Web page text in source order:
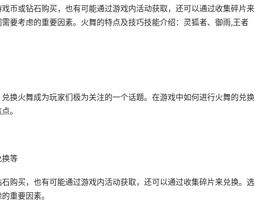
币或钻石购买，也有可能通过游戏内活动获取，还可以通过收集碎片来
要考虑的重要因素。火舞的特点及技巧技能介绍：灵狐者、御雨,王者
换火舞成为玩家们极为关注的一个话题。在游戏中如何进行火舞的兑换
。
换等
购买，也有可能通过游戏内活动获取，还可以通过收集碎片来兑换。选
重要因素。